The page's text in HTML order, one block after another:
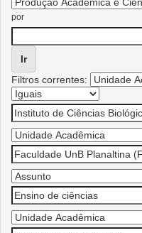
por
Filtros correntes: